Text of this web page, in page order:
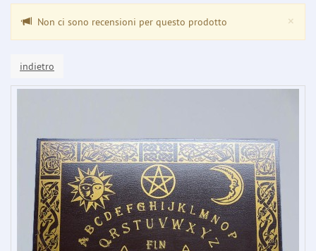
×
Non ci sono recensioni per questo prodotto
indietro